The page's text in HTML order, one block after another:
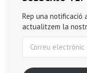
Rep una notificació
actualitzem la
electrònic